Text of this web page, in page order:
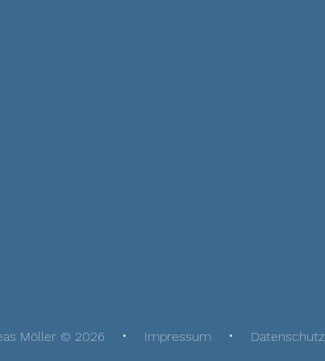
Möller © 2026 Impressum Datenschutz